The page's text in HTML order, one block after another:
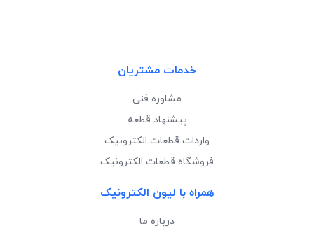
خدمات مشتریان
مشاوره فنی
پیشنهاد قطعه
واردات قطعات الکترونیک
فروشگاه قطعات الکترونیک
همراه با لیون الکترونیک
درباره ما